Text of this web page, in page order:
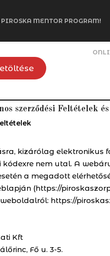
PIROSKA MENTOR PROGRAM!
szerződési Feltételek
kizárólag elektronikus
nem utal. A
a megadott
(https://
https://
Kft
Fő u. 3-5.